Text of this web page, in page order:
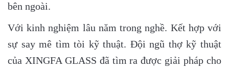
bên ngoài.
Với kinh nghiệm lâu năm trong nghề. Kết hợp với
sự say mê tìm tòi kỹ thuật. Đội ngũ thợ kỹ thuật
của XINGFA GLASS đã tìm ra được giải pháp cho